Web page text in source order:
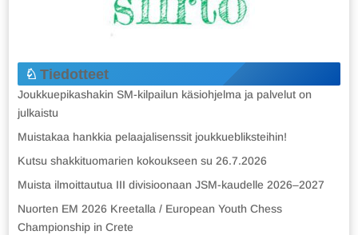
Tiedotteet
Joukkuepikashakin SM-kilpailun käsiohjelma ja palvelut on
julkaistu
Muistakaa hankkia pelaajalisenssit joukkuebliksteihin!
Kutsu shakkituomarien kokoukseen su 26.7.2026
Muista ilmoittautua III divisioonaan JSM-kaudelle 2026–2027
Nuorten EM 2026 Kreetalla / European Youth Chess
Championship in Crete